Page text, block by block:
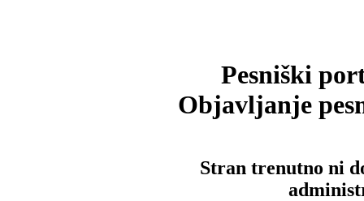
Pesniški
Objavljanje
Stran trenutno ni